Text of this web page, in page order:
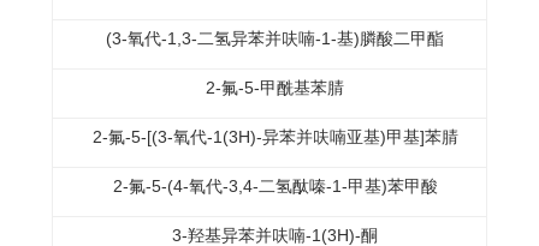
(3-氧代-1,3-二氢异苯并呋喃-1-基)膦酸二甲酯
2-氟-5-甲酰基苯腈
2-氟-5-[(3-氧代-1(3H)-异苯并呋喃亚基)甲基]苯腈
2-氟-5-(4-氧代-3,4-二氢酞嗪-1-甲基)苯甲酸
3-羟基异苯并呋喃-1(3H)-酮